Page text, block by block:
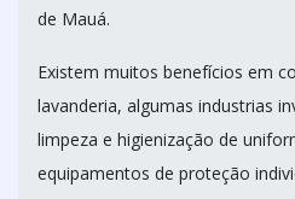
de Mauá.
Existem muitos benefícios em
lavanderia, algumas industrias
limpeza e higienização de
equipamentos de proteção